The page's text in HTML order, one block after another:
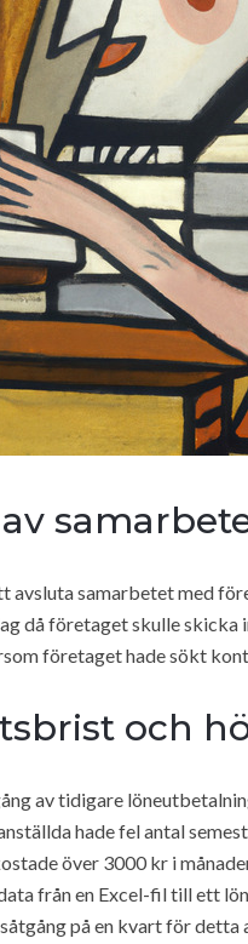
avsluta samarbetet med
då företaget skulle
företaget hade sökt
och
av tidigare
hade fel antal
över 3000 kr i
från en Excel-fil till ett
på en kvart för